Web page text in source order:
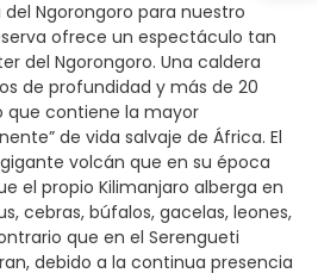
Ngorongoro para nuestro
ofrece un espectáculo tan
del Ngorongoro. Una caldera
de profundidad y más de 20
que contiene la mayor
de vida salvaje de África. El
volcán que en su época
el propio Kilimanjaro alberga en
cebras, búfalos, gacelas, leones,
que en el Serengueti
debido a la continua presencia